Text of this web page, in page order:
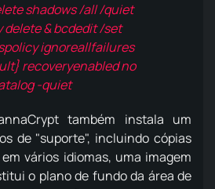
shadows /all /quiet
delete & bcdedit /set
ignoreallfailures
recoveryenabled no
-quiet
também instala um
de "suporte", incluindo cópias
vários idiomas, uma imagem
o plano de fundo da área de